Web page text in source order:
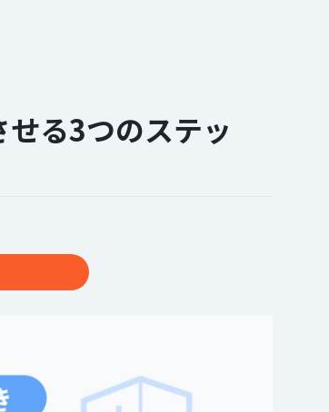
る3つのステッ